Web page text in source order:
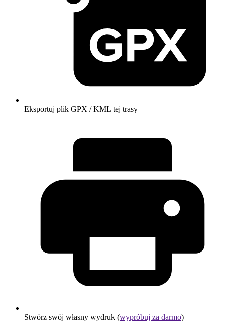
Eksportuj plik GPX / KML tej trasy
Stwórz swój własny wydruk (wypróbuj za darmo)